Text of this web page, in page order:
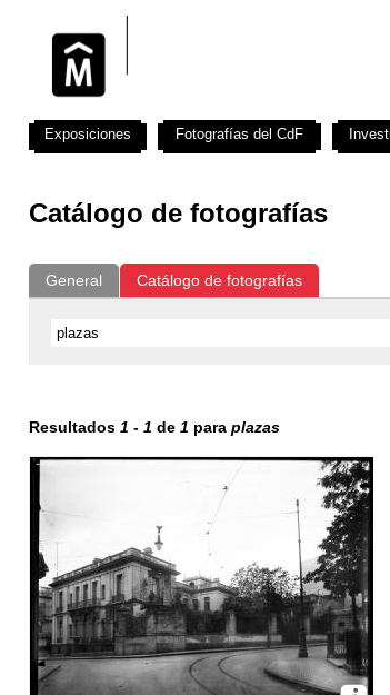
Catálogo de fotografías
General Catálogo de fotografías
Resultados 1 - 1 de 1 para plazas
Exposiciones Fotografías del CdF